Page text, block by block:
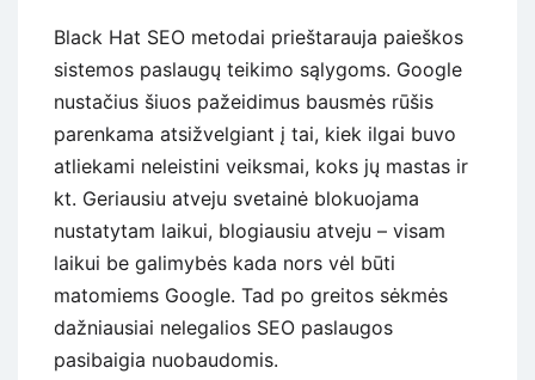
Black Hat SEO metodai prieštarauja paieškos
sistemos paslaugų teikimo sąlygoms. Google
nustačius šiuos pažeidimus bausmės rūšis
parenkama atsižvelgiant į tai, kiek ilgai buvo
atliekami neleistini veiksmai, koks jų mastas ir
kt. Geriausiu atveju svetainė blokuojama
nustatytam laikui, blogiausiu atveju – visam
laikui be galimybės kada nors vėl būti
matomiems Google. Tad po greitos sėkmės
dažniausiai nelegalios SEO paslaugos
pasibaigia nuobaudomis.